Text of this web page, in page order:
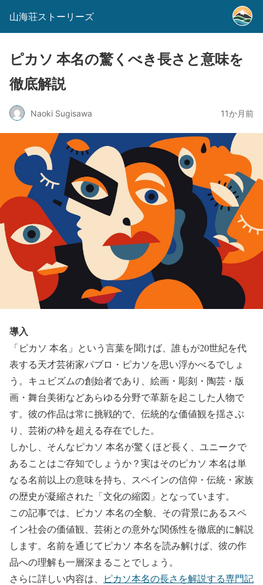
山海荘ストーリーズ
ピカソ 本名の驚くべき長さと意味を
徹底解説
Naoki Sugisawa 11か月前
導入
「ピカソ 本名」という言葉を聞けば、誰もが20世紀を代
表する天才芸術家パブロ・ピカソを思い浮かべるでしょ
う。キュビズムの創始者であり、絵画・彫刻・陶芸・版
画・舞台美術などあらゆる分野で革新を起こした人物で
す。彼の作品は常に挑戦的で、伝統的な価値観を揺さぶ
り、芸術の枠を超える存在でした。
しかし、そんなピカソ 本名が驚くほど長く、ユニークで
あることはご存知でしょうか？実はそのピカソ 本名は単
なる名前以上の意味を持ち、スペインの信仰・伝統・家族
の歴史が凝縮された「文化の縮図」となっています。
この記事では、ピカソ 本名の全貌、その背景にあるスペ
イン社会の価値観、芸術との意外な関係性を徹底的に解説
します。名前を通じてピカソ 本名を読み解けば、彼の作
品への理解も一層深まることでしょう。
さらに詳しい内容は、
ピカソ本名の長さを解説する専門記